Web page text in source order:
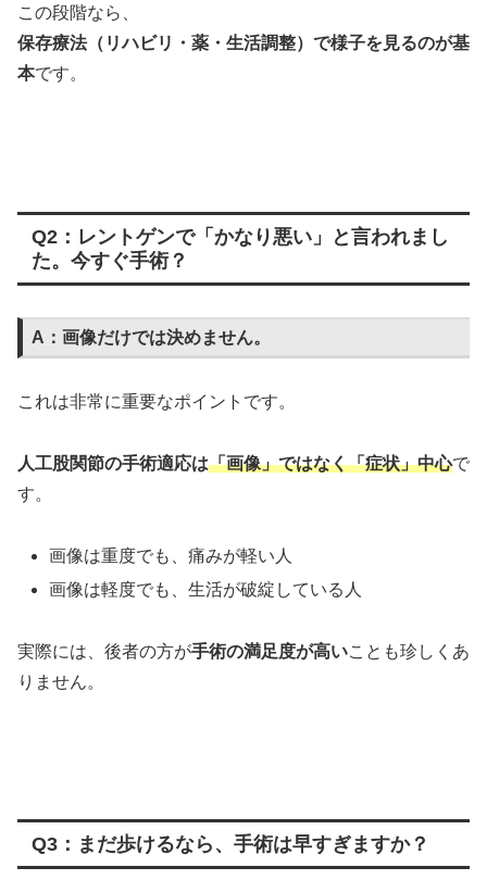
この段階なら、
保存療法（リハビリ・薬・生活調整）で様子を見るのが基
本です。
Q2：レントゲンで「かなり悪い」と言われまし
た。今すぐ手術？
A：画像だけでは決めません。
これは非常に重要なポイントです。
人工股関節の手術適応は「画像」ではなく「症状」中心で
す。
画像は重度でも、痛みが軽い人
画像は軽度でも、生活が破綻している人
実際には、後者の方が手術の満足度が高いことも珍しくあ
りません。
Q3：まだ歩けるなら、手術は早すぎますか？